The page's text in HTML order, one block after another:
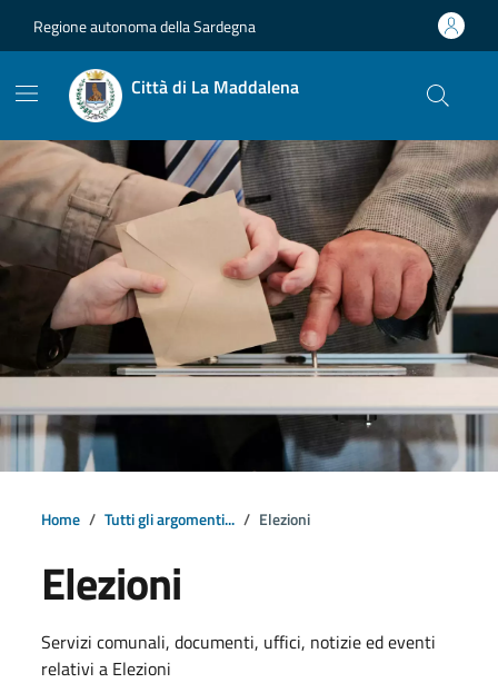
Regione autonoma della Sardegna
Città di La Maddalena
Home Tutti gli argomenti... Elezioni
Elezioni
Dettagli della notizia
Servizi comunali, documenti, uffici, notizie ed eventi
relativi a Elezioni